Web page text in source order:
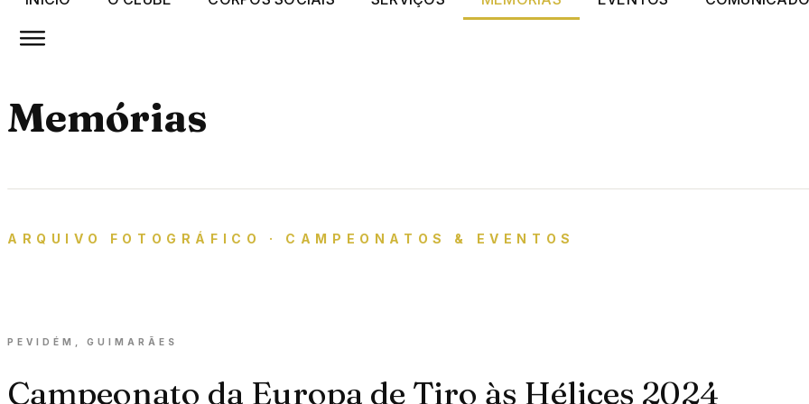
Memórias
ARQUIVO FOTOGRÁFICO · CAMPEONATOS & EVENTOS
PEVIDÉM, GUIMARÃES
Campeonato da Europa de Tiro às Hélices 2024